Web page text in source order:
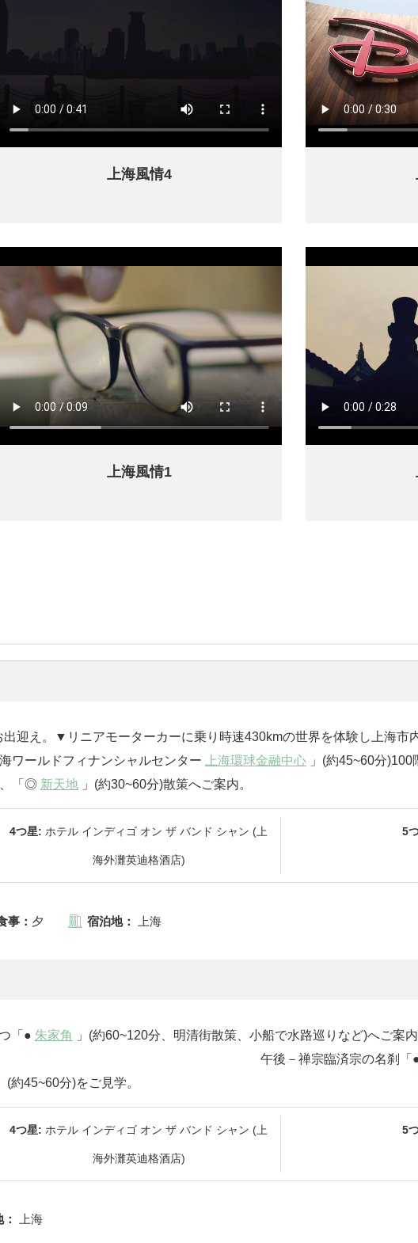
上海風情4
上海風情1
出迎え。▼リニアモーターカーに乗り時速430kmの世界を体験し上海市
ワールドフィナンシャルセンター
上海環球金融中心 」(約45~60分)100
、「◎ 新天地 」(約30~60分)散策へご案内。
4つ星: ホテル インディゴ オン ザ バンド シャン (上
海外灘英迪格酒店)
5
事： 夕 宿泊地： 上海
「● 朱家角
」(約60~120分、明清街散策、小船で水路巡りなど)へご案
宗臨済宗の名刹「
(約45~60分)をご見学。
4つ星: ホテル インディゴ オン ザ バンド シャン (上
海外灘英迪格酒店)
5
上海